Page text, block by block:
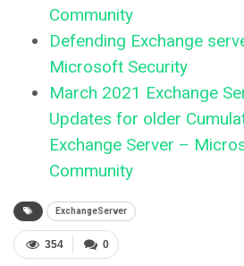
Community
Defending Exchange
Microsoft Security
March 2021 Exchange
Updates for older
Exchange Server –
Community
ExchangeServer
0
354